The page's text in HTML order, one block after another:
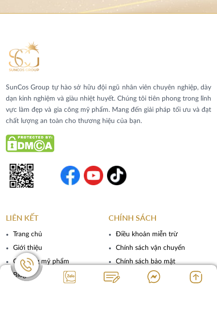
SunCos Group tự hào sở hữu đội ngũ nhân viên chuyên nghiệp, dày
dạn kinh nghiệm và giàu nhiệt huyết. Chúng tôi tiên phong trong lĩnh
vực làm đẹp và gia công mỹ phẩm. Mang đến giải pháp tối ưu và đạt
chất lượng an toàn cho thương hiệu của bạn.
LIÊN KẾT
Trang chủ
Giới thiệu
Gia công mỹ phẩm
Blog
CHÍNH SÁCH
Điều khoản miễn trừ
Chính sách vận chuyển
Chính sách bảo mật